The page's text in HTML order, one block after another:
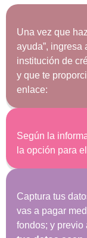
Una vez que
ayuda”, ingresa
institución de
y que te
enlace:
Según la
la opción para el
Captura tus
vas a pagar
fondos; y previo